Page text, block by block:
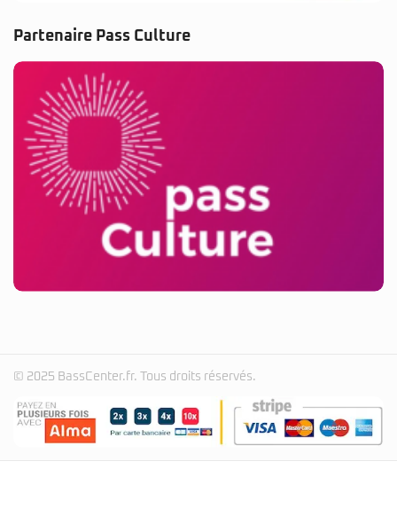
Partenaire Pass Culture
© 2025 BassCenter.fr. Tous droits réservés.